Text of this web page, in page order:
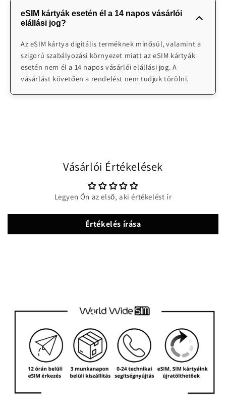
ügyfélszolgálatot biztosít probléma esetén. Illetve
emailben H-V 08:00-24:00 elérhetőek vagyunk
eSIM kártyák esetén él a 14 napos vásárlói
elállási jog?
Az eSIM kártya digitális terméknek minősül, valamint a
szigorú szabályozási környezet miatt az eSIM kártyák
esetén nem él a 14 napos vásárlói elállási jog. A
vásárlást követően a rendelést nem tudjuk törölni.
Vásárlói Értékelések
Legyen Ön az első, aki értékelést ír
Értékelés írása